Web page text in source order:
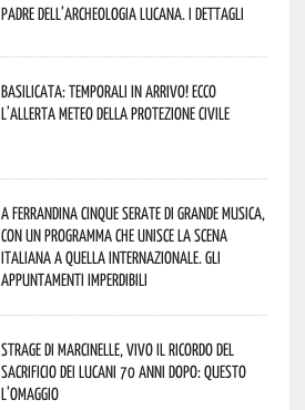
padre dell’archeologia lucana. I dettagli
Basilicata: temporali in arrivo! Ecco
l’allerta meteo della Protezione civile
A Ferrandina cinque serate di grande musica,
con un programma che unisce la scena
italiana a quella internazionale. Gli
appuntamenti imperdibili
Strage di Marcinelle, vivo il ricordo del
sacrificio dei lucani 70 anni dopo: questo
l’omaggio